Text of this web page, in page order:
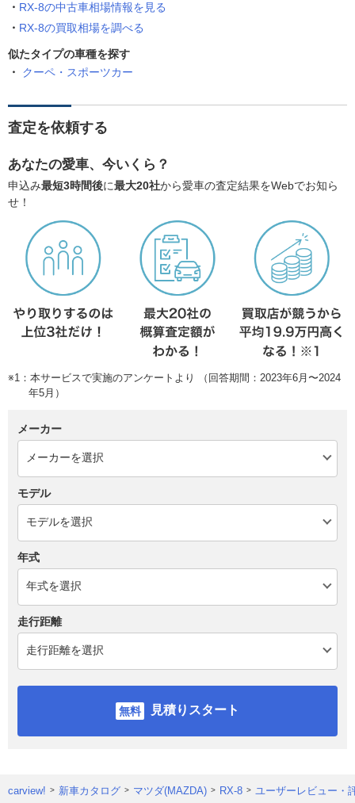
RX-8の中古車相場情報を見る
RX-8の買取相場を調べる
似たタイプの車種を探す
クーペ・スポーツカー
査定を依頼する
あなたの愛車、今いくら？
申込み最短3時間後に最大20社から愛車の査定結果をWebでお知ら
せ！
※1：本サービスで実施のアンケートより （回答期間：2023年6月〜2024
年5月）
メーカー
モデル
年式
走行距離
見積りスタート
carview! 新車カタログ マツダ(MAZDA) RX-8 ユーザーレビュー・